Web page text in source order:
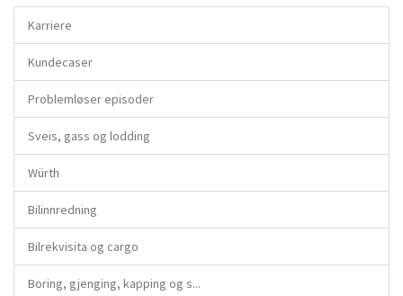
Karriere
Kundecaser
Problemløser episoder
Sveis, gass og lodding
Würth
Bilinnredning
Bilrekvisita og cargo
Boring, gjenging, kapping og s...